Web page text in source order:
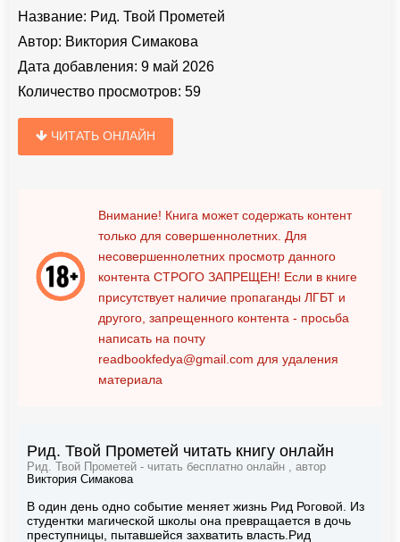
Название: Рид. Твой Прометей
Автор: Виктория Симакова
Дата добавления: 9 май 2026
Количество просмотров: 59
ЧИТАТЬ ОНЛАЙН
Внимание! Книга может содержать контент
только для совершеннолетних. Для
несовершеннолетних просмотр данного
контента СТРОГО ЗАПРЕЩЕН! Если в книге
присутствует наличие пропаганды ЛГБТ и
другого, запрещенного контента - просьба
написать на почту
readbookfedya@gmail.com для удаления
материала
Рид. Твой Прометей читать книгу онлайн
Рид. Твой Прометей - читать бесплатно онлайн , автор
Виктория Симакова
В один день одно событие меняет жизнь Рид Роговой. Из
студентки магической школы она превращается в дочь
преступницы, пытавшейся захватить власть.Рид